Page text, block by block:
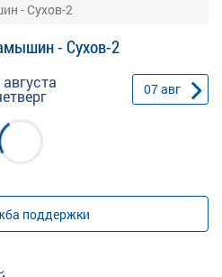
- Сухов-2
- Сухов-2
07авг
поддержки